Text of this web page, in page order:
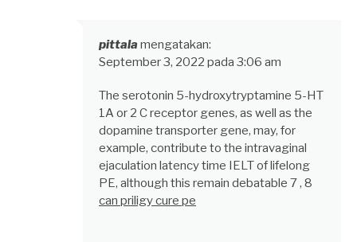
pittala mengatakan:
September 3, 2022 pada 3:06 am
The serotonin 5-hydroxytryptamine 5-HT
1A or 2 C receptor genes, as well as the
dopamine transporter gene, may, for
example, contribute to the intravaginal
ejaculation latency time IELT of lifelong
PE, although this remain debatable 7 , 8
can priligy cure pe